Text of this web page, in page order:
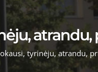
atrandu,
tyrinėju, atrandu,